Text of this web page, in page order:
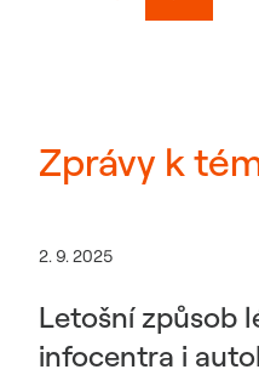
Zprávy k
2. 9. 2025
Letošní způsob
infocentra i